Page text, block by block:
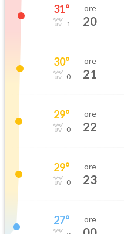
31°
1
ore
20
30°
0
ore
21
29°
0
ore
22
29°
0
ore
23
27° ore